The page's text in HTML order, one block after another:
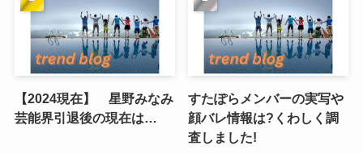
【2024現在】 星野みなみ
芸能界引退後の現在は…
すたぽらメンバーの実写や
顔バレ情報は?くわしく調
査しました!